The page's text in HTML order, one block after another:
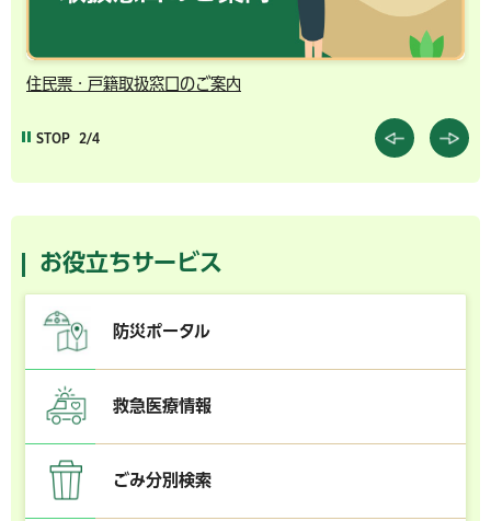
住民票・戸籍取扱窓口のご案内
STOP 2/4
お役立ちサービス
防災ポータル
救急医療情報
ごみ分別検索